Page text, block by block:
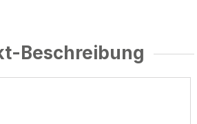
Beschreibung